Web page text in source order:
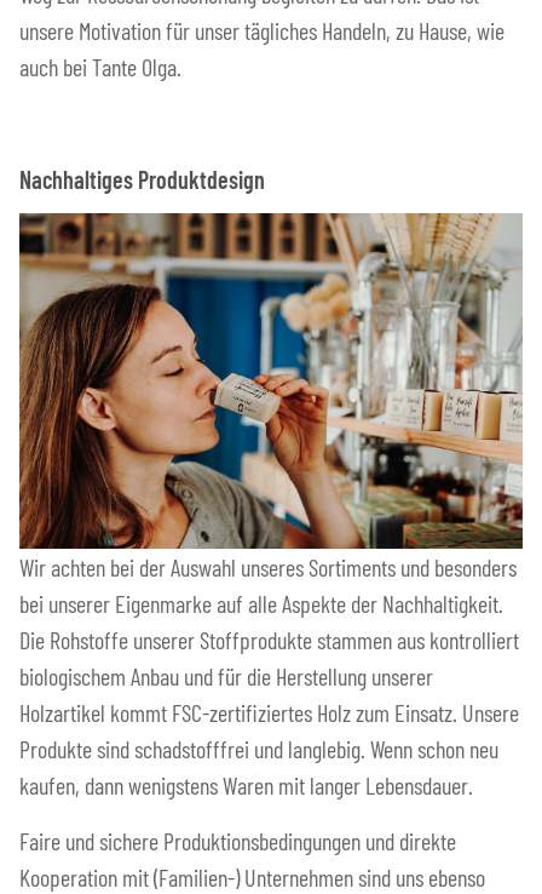
unsere Motivation für unser tägliches Handeln, zu Hause, wie
auch bei Tante Olga.
Nachhaltiges Produktdesign
Wir achten bei der Auswahl unseres Sortiments und besonders
bei unserer Eigenmarke auf alle Aspekte der Nachhaltigkeit.
Die Rohstoffe unserer Stoffprodukte stammen aus kontrolliert
biologischem Anbau und für die Herstellung unserer
Holzartikel kommt FSC-zertifiziertes Holz zum Einsatz. Unsere
Produkte sind schadstofffrei und langlebig. Wenn schon neu
kaufen, dann wenigstens Waren mit langer Lebensdauer.
Faire und sichere Produktionsbedingungen und direkte
Kooperation mit (Familien-) Unternehmen sind uns ebenso